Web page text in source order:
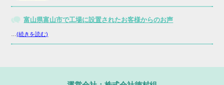
富山県富山市で工場に設置されたお客様からのお声
…(続きを読む)